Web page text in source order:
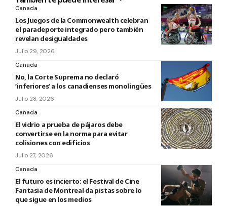
Canada
Los Juegos de la Commonwealth celebran
el paradeporte integrado pero también
revelan desigualdades
Julio 29, 2026
Canada
No, la Corte Suprema no declaró
‘inferiores’ a los canadienses monolingües
Julio 28, 2026
Canada
El vidrio a prueba de pájaros debe
convertirse en la norma para evitar
colisiones con edificios
Julio 27, 2026
Canada
El futuro es incierto: el Festival de Cine
Fantasia de Montreal da pistas sobre lo
que sigue en los medios